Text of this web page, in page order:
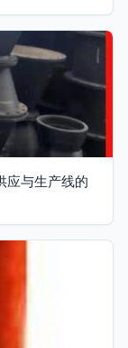
应与生产线的